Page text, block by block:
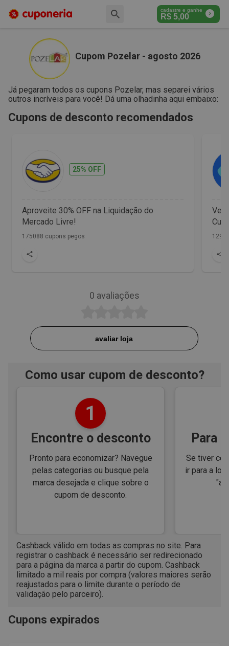
cadastre e ganhe
R$ 5,00
Cupom Pozelar - agosto 2026
Já pegaram todos os cupons Pozelar, mas separei vários
outros incríveis para você! Dá uma olhadinha aqui embaixo:
Cupons de desconto recomendados
25% OFF
Aproveite 30% OFF na Liquidação do
Mercado Livre!
175088 cupons pegos
Vet
1298
0 avaliações
avaliar loja
Como usar cupom de desconto?
1
Encontre o desconto
Pronto para economizar? Navegue
pelas categorias ou busque pela
marca desejada e clique sobre o
cupom de desconto.
Para
Se tiver
ir para a
Cashback válido em todas as compras no site. Para
registrar o cashback é necessário ser redirecionado
para a página da marca a partir do cupom. Cashback
limitado a mil reais por compra (valores maiores serão
reajustados para o limite durante o período de
validação pelo parceiro).
Cupons expirados